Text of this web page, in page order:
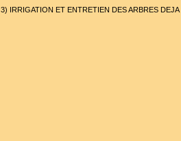
3) IRRIGATION ET ENTRETIEN DES ARBRES